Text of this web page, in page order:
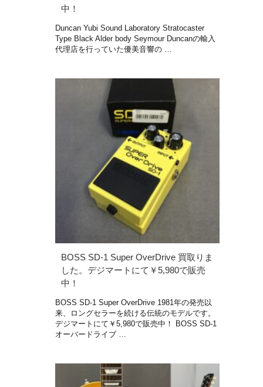
中！
Duncan Yubi Sound Laboratory Stratocaster
Type Black Alder body Seymour Duncanの輸入
代理店を行っていた優美音響の …
BOSS SD-1 Super OverDrive 買取りま
した。デジマートにて￥5,980で販売
中！
BOSS SD-1 Super OverDrive 1981年の発売以
来、ロングセラーを続ける伝統のモデルです。
デジマートにて￥5,980で販売中！ BOSS SD-1
オーバードライブ …